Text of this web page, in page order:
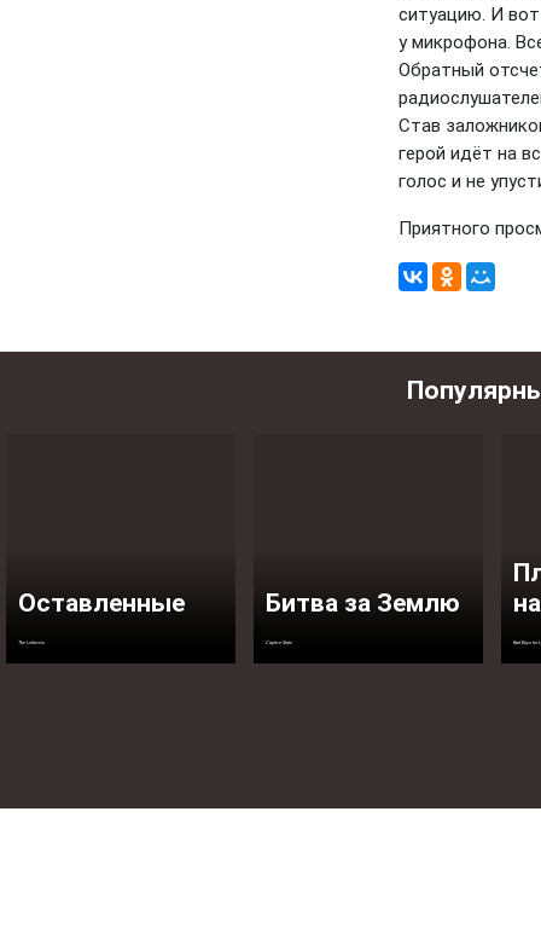
ситуацию. И
у микрофона.
Обратный
Став
герой идёт на
голос и не
Приятного
Оставленные
The Leftovers
Битва за Землю
Captive State Bad Boys for